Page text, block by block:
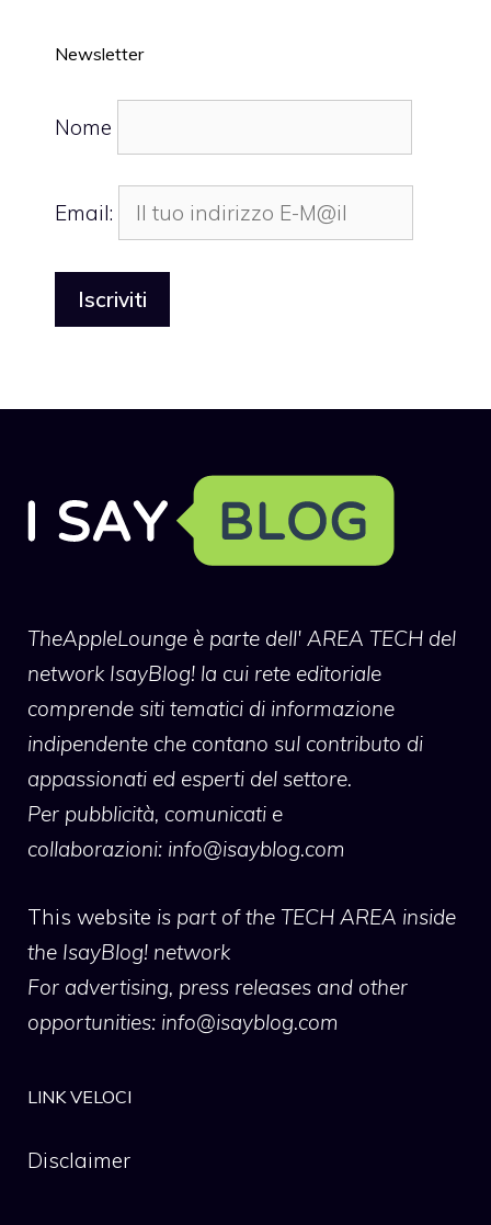
Newsletter
Nome
Email:
TheAppleLounge è parte dell' AREA TECH del
network IsayBlog! la cui rete editoriale
comprende siti tematici di informazione
indipendente che contano sul contributo di
appassionati ed esperti del settore.
Per pubblicità, comunicati e
collaborazioni: info@isayblog.com
This website is part of the TECH AREA inside
the IsayBlog! network
For advertising, press releases and other
opportunities: info@isayblog.com
LINK VELOCI
Disclaimer